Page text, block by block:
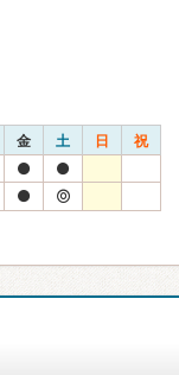
金 土 日 祝